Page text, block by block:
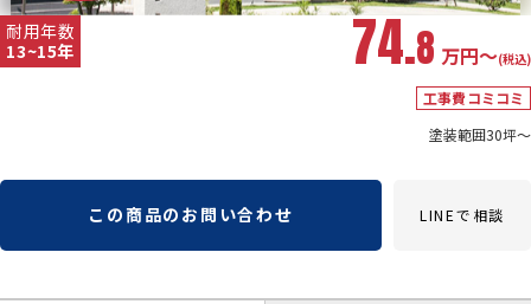
耐用年数
13~15年
74.8 万円〜(税込)
工事費コミコミ
塗装範囲30坪～
この商品のお問い合わせ LINEで相談